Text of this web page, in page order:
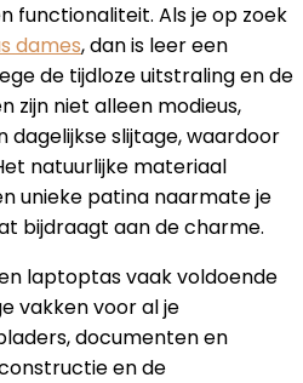
functionaliteit. Als je op zoek
dames, dan is leer een
de tijdloze uitstraling en de
zijn niet alleen modieus,
slijtage, waardoor
natuurlijke materiaal
unieke patina naarmate je
bijdraagt aan de charme.
laptoptas vaak voldoende
vakken voor al je
documenten en
en de